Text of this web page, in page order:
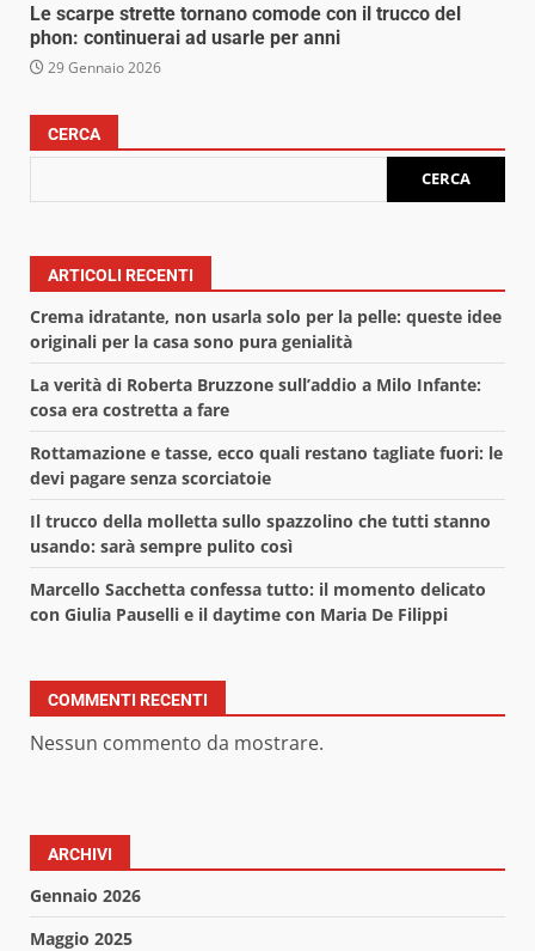
Le scarpe strette tornano comode con il trucco del
phon: continuerai ad usarle per anni
29 Gennaio 2026
CERCA
CERCA
ARTICOLI RECENTI
Crema idratante, non usarla solo per la pelle: queste idee
originali per la casa sono pura genialità
La verità di Roberta Bruzzone sull’addio a Milo Infante:
cosa era costretta a fare
Rottamazione e tasse, ecco quali restano tagliate fuori: le
devi pagare senza scorciatoie
Il trucco della molletta sullo spazzolino che tutti stanno
usando: sarà sempre pulito così
Marcello Sacchetta confessa tutto: il momento delicato
con Giulia Pauselli e il daytime con Maria De Filippi
COMMENTI RECENTI
Nessun commento da mostrare.
ARCHIVI
Gennaio 2026
Maggio 2025